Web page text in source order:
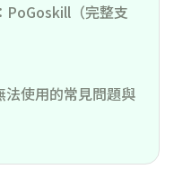
PoGoskill（完整支
使用的常見問題與